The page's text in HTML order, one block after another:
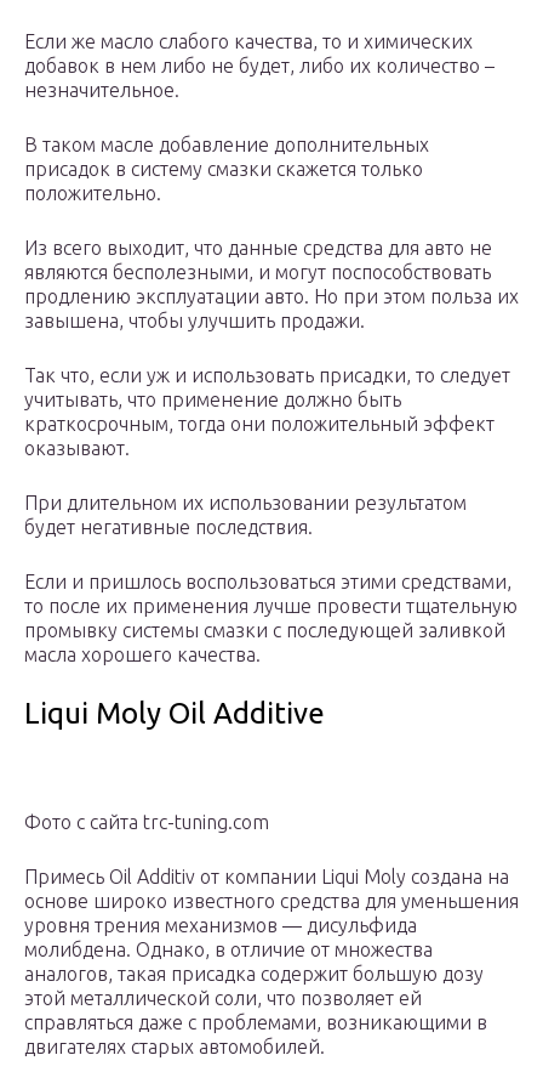
Если же масло слабого качества, то и химических
добавок в нем либо не будет, либо их количество –
незначительное.
В таком масле добавление дополнительных
присадок в систему смазки скажется только
положительно.
Из всего выходит, что данные средства для авто не
являются бесполезными, и могут поспособствовать
продлению эксплуатации авто. Но при этом польза их
завышена, чтобы улучшить продажи.
Так что, если уж и использовать присадки, то следует
учитывать, что применение должно быть
краткосрочным, тогда они положительный эффект
оказывают.
При длительном их использовании результатом
будет негативные последствия.
Если и пришлось воспользоваться этими средствами,
то после их применения лучше провести тщательную
промывку системы смазки с последующей заливкой
масла хорошего качества.
Liqui Moly Oil Additive
Фото с сайта trc-tuning.com
Примесь Oil Additiv от компании Liqui Moly создана на
основе широко известного средства для уменьшения
уровня трения механизмов — дисульфида
молибдена. Однако, в отличие от множества
аналогов, такая присадка содержит большую дозу
этой металлической соли, что позволяет ей
справляться даже с проблемами, возникающими в
двигателях старых автомобилей.